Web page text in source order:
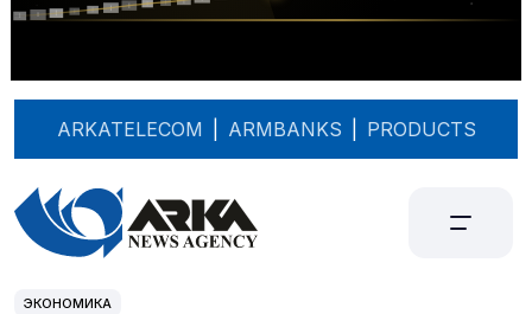
ARKATELECOM ARMBANKS PRODUCTS
ЭКОНОМИКА